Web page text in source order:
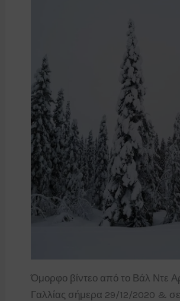
Όμορφο βίντεο από το Βάλ Ντε
Γαλλίας σήμερα 29/12/2020 &